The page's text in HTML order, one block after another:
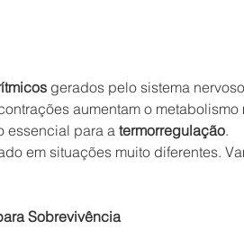
gerados pelo sistema
aumentam o
essencial para a termorregulação.
em situações muito diferentes.
Sobrevivência